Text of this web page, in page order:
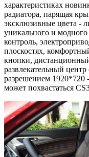
характеристиках
радиатора, парящая
эксклюзивные цвета -
уникального и
контроль,
плоскостях,
кнопки,
развлекательный
разрешением 1920*720
может похвастаться